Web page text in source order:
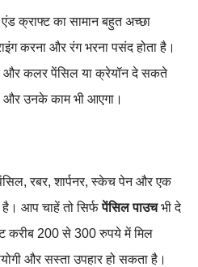
क्राफ्ट का सामान बहुत अच्छा
करना और रंग भरना पसंद होता है।
और कलर पेंसिल या क्रेयॉन दे सकते
और उनके काम भी आएगा।
रबर, शार्पनर, स्केच पेन और एक
आप चाहें तो सिर्फपेंसिल पाउचभी दे
करीब 200 से 300 रुपये में मिल
और सस्ता उपहार हो सकता है।